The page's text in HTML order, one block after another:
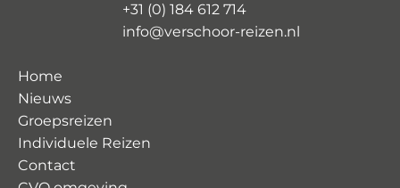
+31 (0) 184 612 714
info@verschoor-reizen.nl
Home
Nieuws
Groepsreizen
Individuele Reizen
Contact